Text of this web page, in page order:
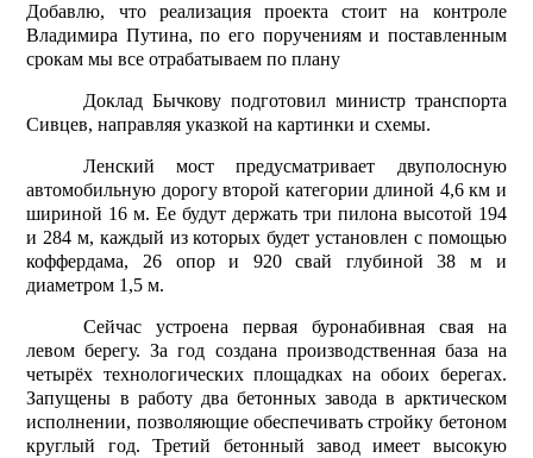
Добавлю, что реализация проекта стоит на конт­роле
Владимира Путина, по его поручениям и поставленным
срокам мы все отрабатываем по плану
Доклад Бычкову подготовил министр транспорта
Сивцев, направляя указкой на картинки и схемы.
Ленский мост предусматривает двуполосную
автомобильную дорогу второй категории длиной 4,6 км и
шириной 16 м. Ее будут держать три пилона высотой 194
и 284 м, каждый из которых будет установлен с помощью
коффердама, 26 опор и 920 свай глубиной 38 м и
диаметром 1,5 м.
Сейчас устроена первая буронабивная свая на
левом берегу. За год создана производственная база на
четырёх технологических площадках на обоих берегах.
Запущены в работу два бетонных завода в арктическом
исполнении, позволяющие обеспечивать стройку бетоном
круглый год. Третий бетонный завод имеет высокую